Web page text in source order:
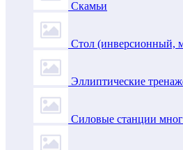
Скамьи
Стол (инверсионный,
Эллиптические
Силовые станции